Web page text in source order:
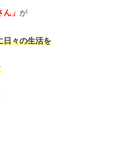
ん」 が
日々の生活を